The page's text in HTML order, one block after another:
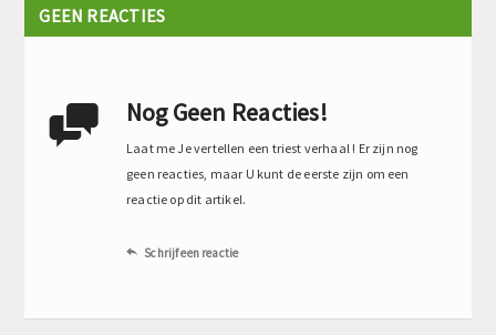
GEEN REACTIES
 Nog Geen Reacties!
Laat me Je vertellen een triest verhaal ! Er zijn nog
geen reacties, maar U kunt de eerste zijn om een
reactie op dit artikel.
 Schrijf een reactie